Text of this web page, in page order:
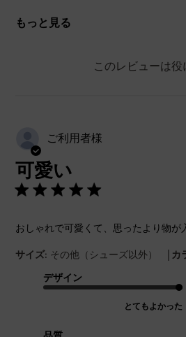
もっと見る
このレビューは
ご利用者様
可愛い
おしゃれで可愛くて、思ったより物が
サイズ: その他（シューズ以外） | カ
デザイン
とてもよかった